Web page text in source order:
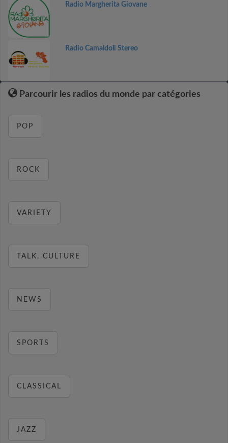
Radio Margherita Giovane
Radio Camaldoli Stereo
Parcourir les radios du monde par catégories
POP
ROCK
VARIETY
TALK, CULTURE
NEWS
SPORTS
CLASSICAL
JAZZ